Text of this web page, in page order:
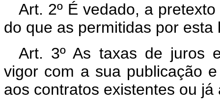
Art. 2º É vedado, a
do que as permitidas por esta
Art. 3º As taxas de juros
vigor com a sua publicação
aos contratos existentes ou já